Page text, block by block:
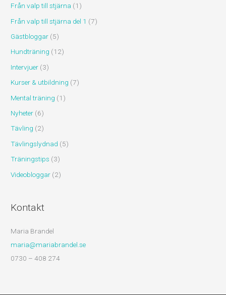
Från valp till stjärna (1)
Från valp till stjärna del 1 (7)
Gästbloggar (5)
Hundträning (12)
Intervjuer (3)
Kurser & utbildning (7)
Mental träning (1)
Nyheter (6)
Tävling (2)
Tävlingslydnad (5)
Träningstips (3)
Videobloggar (2)
Kontakt
Maria Brandel
maria@mariabrandel.se
0730 – 408 274